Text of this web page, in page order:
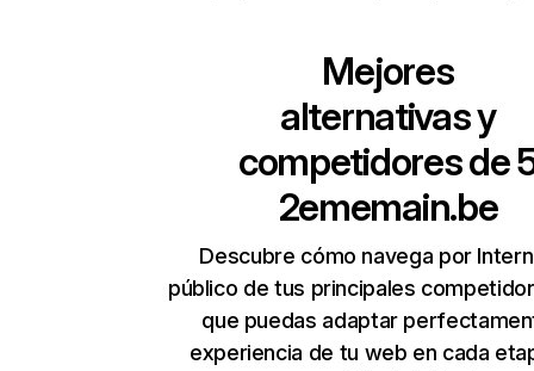
Mejores
alternativas y
competidores de
2ememain.be
Descubre cómo navega por
público de tus principales
que puedas adaptar
experiencia de tu web en cada